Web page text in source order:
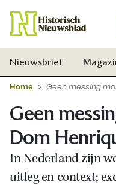
Nieuwsbrief
Home Geen messing
Geen
Dom
In Nederland zijn
uitleg en context;